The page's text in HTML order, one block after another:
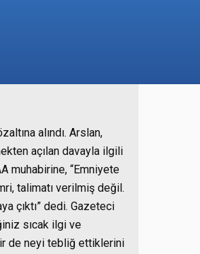
alındı. Arslan,
açılan davayla ilgili
muhabirine, “Emniyete
talimatı verilmiş değil.
çıktı” dedi. Gazeteci
sıcak ilgi ve
de neyi tebliğ ettiklerini